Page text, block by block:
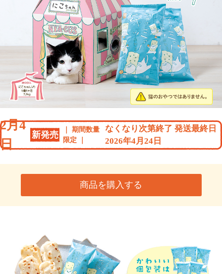
2月4
日
新発売
期間数量
限定
なくなり次第終了 発送最終日
2026年4月24日
商品を購入する